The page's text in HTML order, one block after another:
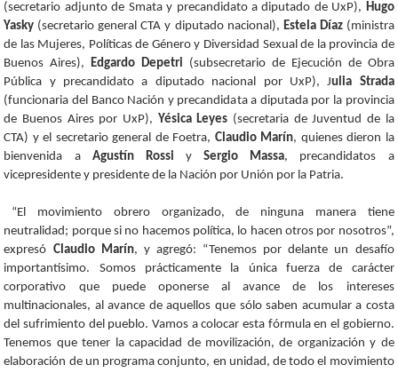
(secretario adjunto de Smata y precandidato a diputado de UxP), Hugo
Yasky (secretario general CTA y diputado nacional), Estela Díaz (ministra
de las Mujeres, Políticas de Género y Diversidad Sexual de la provincia de
Buenos Aires),Edgardo Depetri (subsecretario de Ejecución de Obra
Pública y precandidato a diputado nacional por UxP), Julia Strada
(funcionaria del Banco Nación y precandidata a diputada por la provincia
de Buenos Aires por UxP), Yésica Leyes (secretaria de Juventud de la
CTA) y el secretario general de Foetra, Claudio Marín, quienes dieron la
bienvenida a Agustín Rossi ySergio Massa, precandidatos a
vicepresidente y presidente de la Nación por Unión por la Patria.
“El movimiento obrero organizado, de ninguna manera tiene
neutralidad; porque si no hacemos política, lo hacen otros por nosotros”,
expresó Claudio Marín, y agregó: “Tenemos por delante un desafío
importantísimo. Somos prácticamente la única fuerza de carácter
corporativo que puede oponerse al avance de los intereses
multinacionales, al avance de aquellos que sólo saben acumular a costa
del sufrimiento del pueblo. Vamos a colocar esta fórmula en el gobierno.
Tenemos que tener la capacidad de movilización, de organización y de
elaboración de un programa conjunto, en unidad, de todo el movimiento